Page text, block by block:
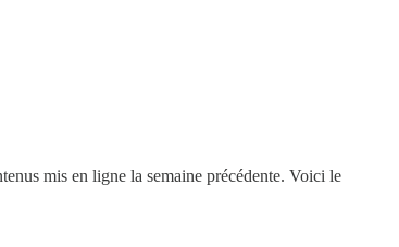
mis en ligne la semaine précédente. Voici le